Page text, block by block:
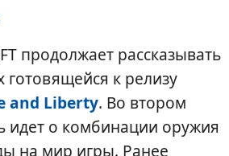
продолжает рассказывать
готовящейся к релизу
and Liberty. Во втором
идет о комбинации оружия
на мир игры. Ранее